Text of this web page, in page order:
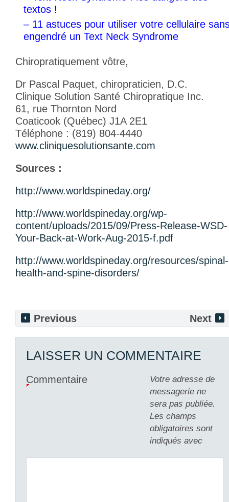
textos !
– 11 astuces pour utiliser votre cellulaire
engendré un Text Neck Syndrome
Chiropratiquement vôtre,
Dr Pascal Paquet, chiropraticien, D.C.
Clinique Solution Santé Chiropratique Inc.
61, rue Thornton Nord
Coaticook (Québec) J1A 2E1
Téléphone : (819) 804-4440
www.cliniquesolutionsante.com
Sources :
http://www.worldspineday.org/
http://www.worldspineday.org/wp-
content/uploads/2015/09/Press-Release-WSD-
Your-Back-at-Work-Aug-2015-f.pdf
http://www.worldspineday.org/resources/spinal-
health-and-spine-disorders/
Previous Next
LAISSER UN COMMENTAIRE
Votre adresse de
messagerie ne
sera pas publiée.
Les champs
obligatoires sont
indiqués avec
Commentaire